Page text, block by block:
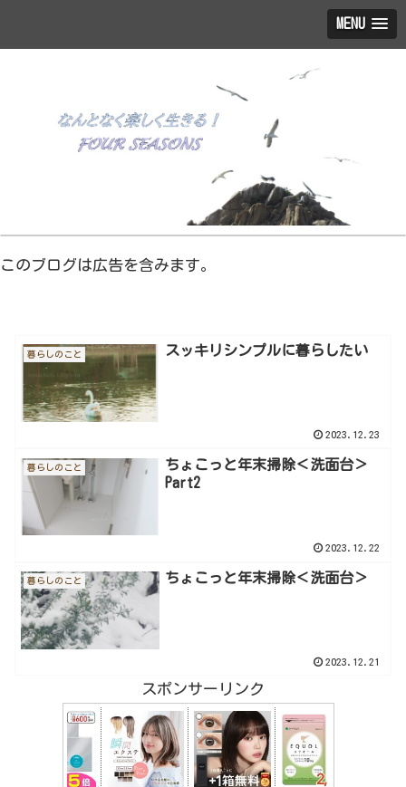
MENU
このブログは広告を含みます。
暮らしのこと スッキリシンプルに暮らしたい
2023.12.23
暮らしのこと
ちょこっと年末掃除＜洗面台＞
Part2
2023.12.22
暮らしのこと ちょこっと年末掃除＜洗面台＞
2023.12.21
スポンサーリンク